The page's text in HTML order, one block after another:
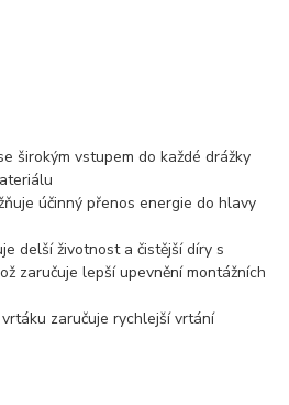
širokým vstupem do každé drážky
účinný přenos energie do hlavy
delší životnost a čistější díry s
zaručuje lepší upevnění montážních
zaručuje rychlejší vrtání